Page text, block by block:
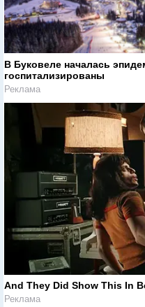
В Буковеле началась
госпитализированы
Реклама
And They Did Show This In
Реклама